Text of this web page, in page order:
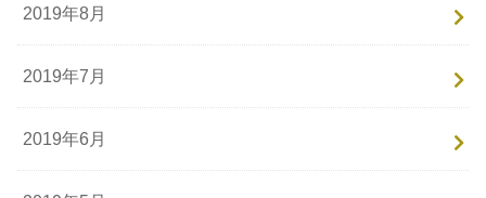
2019年8月
2019年7月
2019年6月